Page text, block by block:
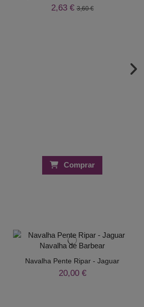
2,63 €3,60 €
Comprar
Navalha Pente Ripar - Jaguar
20,00 €